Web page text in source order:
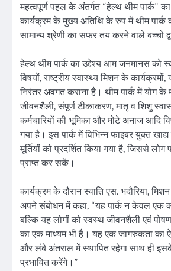
महत्वपूर्ण पहल के अंतर्गत “हेल्थ थीम पार्क”
कार्यक्रम के मुख्य अतिथि के रुप में थीम
सामान्य श्रेणी का सफर तय करने वाले बच्चों
हेल्थ थीम पार्क का उद्देश्य आम जनमानस को
विषयों, राष्ट्रीय स्वास्थ्य मिशन के
निरंतर अवगत कराना है। थीम पार्क में योग
जीवनशैली, संपूर्ण टीकाकरण, मातृ व शिशु
कर्मचारियों की भूमिका और मोटे अनाज आदि
गया है। इस पार्क में विभिन्न फाइबर युक्त
मूर्तियों को प्रदर्शित किया गया है, जिससे
प्राप्त कर सकें।
कार्यक्रम के दौरान स्वाति एस. भदौरिया,
अपने संबोधन में कहा, “यह पार्क न केवल एक
बल्कि यह लोगों को स्वस्थ जीवनशैली एवं
का एक माध्यम भी है। यह एक जागरुकता का
और लंबे अंतराल में स्थापित रहेगा साथ ही
प्रभावित करेंगे।”